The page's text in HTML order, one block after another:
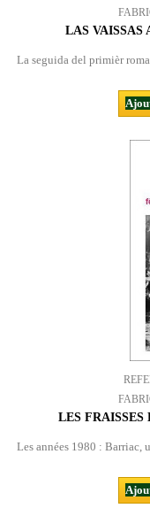
LAS VAISSAS
La seguida del primièr
LES
Les années 1980 : Barriac,